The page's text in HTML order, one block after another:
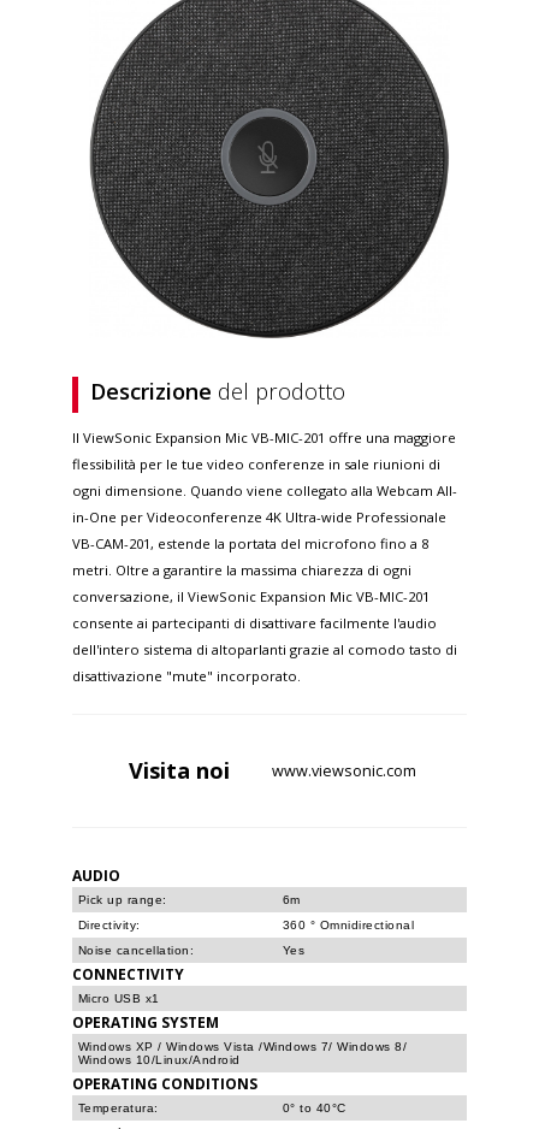
Descrizione del prodotto
Il ViewSonic Expansion Mic VB-MIC-201 offre una maggiore
flessibilità per le tue video conferenze in sale riunioni di
ogni dimensione. Quando viene collegato alla Webcam All-
in-One per Videoconferenze 4K Ultra-wide Professionale
VB-CAM-201, estende la portata del microfono fino a 8
metri. Oltre a garantire la massima chiarezza di ogni
conversazione, il ViewSonic Expansion Mic VB-MIC-201
consente ai partecipanti di disattivare facilmente l'audio
dell'intero sistema di altoparlanti grazie al comodo tasto di
disattivazione "mute" incorporato.
Visita noi www.viewsonic.com
AUDIO
Pick up range:
6m
Directivity:
360 ° Omnidirectional
Noise cancellation:
Yes
CONNECTIVITY
Micro USB x1
OPERATING SYSTEM
Windows XP / Windows Vista /Windows 7/ Windows 8/
Windows 10/Linux/Android
OPERATING CONDITIONS
Temperatura:
0° to 40°C